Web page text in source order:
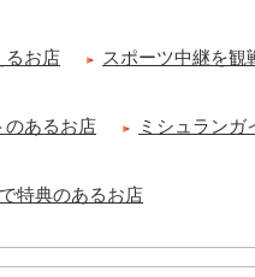
るお店 スポーツ中継を観
のあるお店 ミシュランガ
特典のあるお店